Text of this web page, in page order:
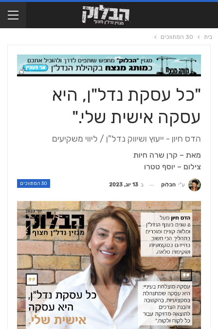
בית 30 המתווכים
"כל עסקת נדל"ן, היא
עסקה אישית שלי."
הדס חיון - ייעוץ ושיווק נדל"ן / ליווי משקיעים
מאת – קרן שרה חיות
צילום – יוסף טטרו
30 המתווכים ע"י הבלוק ב 13 יונ, 2023